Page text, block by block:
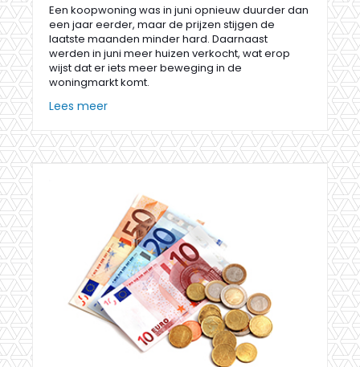
Een koopwoning was in juni opnieuw duurder dan
een jaar eerder, maar de prijzen stijgen de
laatste maanden minder hard. Daarnaast
werden in juni meer huizen verkocht, wat erop
wijst dat er iets meer beweging in de
woningmarkt komt.
Lees meer